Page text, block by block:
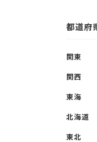
都道府
関東
関西
東海
北海道
東北